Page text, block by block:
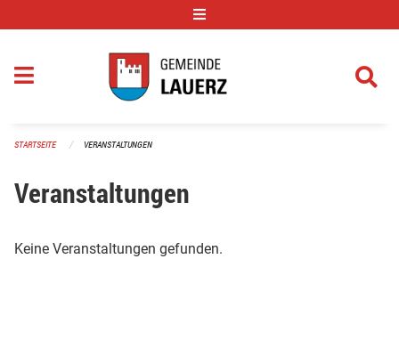
STARTSEITE VERANSTALTUNGEN
Veranstaltungen
Keine Veranstaltungen gefunden.